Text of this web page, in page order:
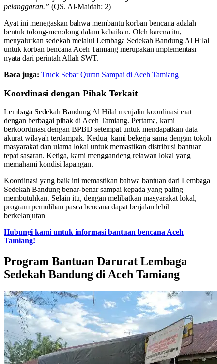
pelanggaran.” (QS. Al-Maidah: 2)
Ayat ini menegaskan bahwa membantu korban bencana adalah
bentuk tolong-menolong dalam kebaikan. Oleh karena itu,
menyalurkan sedekah melalui Lembaga Sedekah Bandung Al Hilal
untuk korban bencana Aceh Tamiang merupakan implementasi
nyata dari perintah Allah SWT.
Baca juga: Truck Sebar Quran Sampai di Aceh Tamiang
Koordinasi dengan Pihak Terkait
Lembaga Sedekah Bandung Al Hilal menjalin koordinasi erat
dengan berbagai pihak di Aceh Tamiang. Pertama, kami
berkoordinasi dengan BPBD setempat untuk mendapatkan data
akurat wilayah terdampak. Kedua, kami bekerja sama dengan tokoh
masyarakat dan ulama lokal untuk memastikan distribusi bantuan
tepat sasaran. Ketiga, kami menggandeng relawan lokal yang
memahami kondisi lapangan.
Koordinasi yang baik ini memastikan bahwa bantuan dari Lembaga
Sedekah Bandung benar-benar sampai kepada yang paling
membutuhkan. Selain itu, dengan melibatkan masyarakat lokal,
program pemulihan pasca bencana dapat berjalan lebih
berkelanjutan.
Hubungi kami untuk informasi bantuan bencana Aceh
Tamiang!
Program Bantuan Darurat Lembaga
Sedekah Bandung di Aceh Tamiang